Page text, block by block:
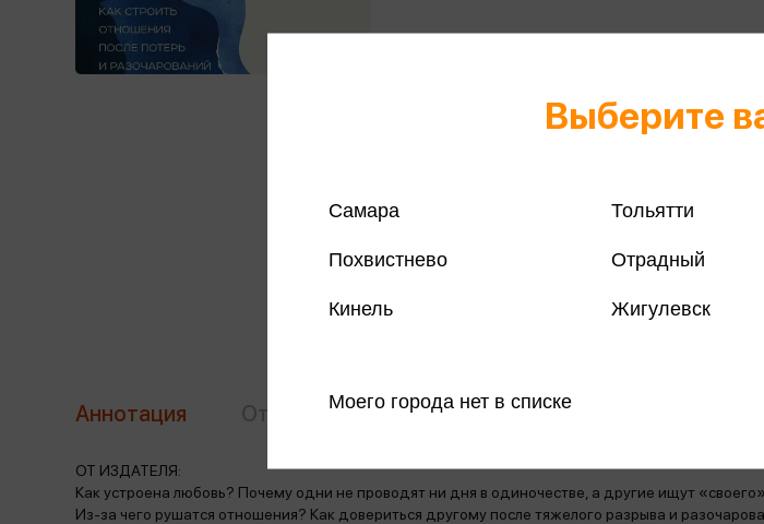
Аннотация Наличие в магазинах
ОТ ИЗДАТЕЛЯ:
Как устроена любовь? Почему одни не проводят ни дня в одиночестве, а другие ищут
Из-за чего рушатся отношения? Как довериться другому после тяжелого разрыва и
Выберите
Самара Тольятти
Похвистнево Отрадный
Кинель Жигулевск
Моего города нет в списке